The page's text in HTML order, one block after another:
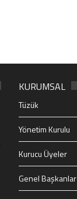
KURUMSAL
Tüzük
Yönetim Kurulu
Kurucu Üyeler
Genel Başkanlar